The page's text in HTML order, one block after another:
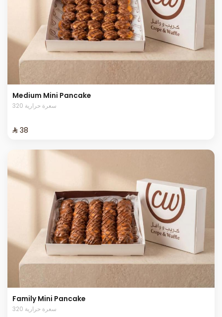
Medium Mini Pancake
320 سعرة حرارية
⁨⁦‪‬ 38⁩
Family Mini Pancake
320 سعرة حرارية